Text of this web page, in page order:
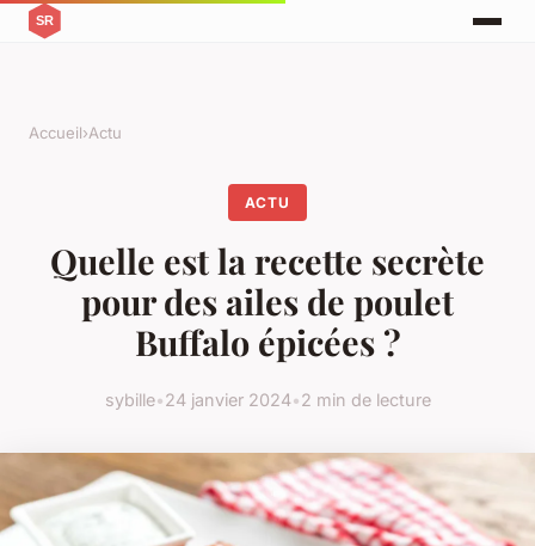
Accueil›Actu
ACTU
Quelle est la recette secrète
pour des ailes de poulet
Buffalo épicées ?
sybille•24 janvier 2024•2 min de lecture